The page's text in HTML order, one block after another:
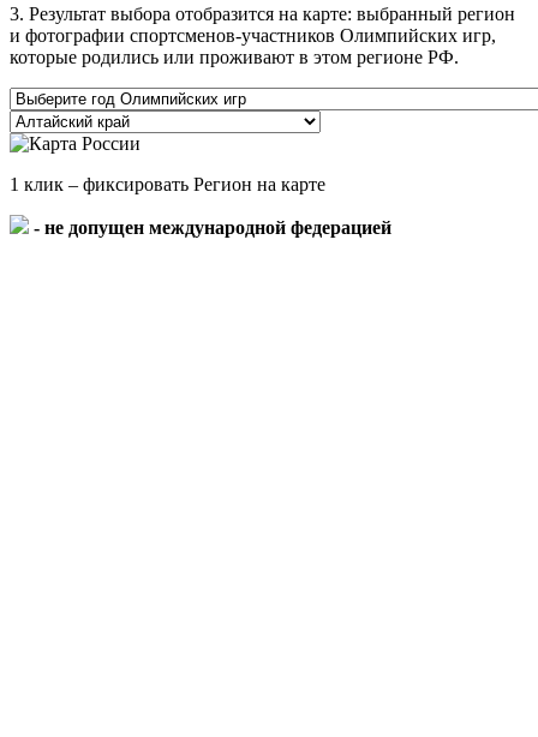
3. Результат выбора отобразится на карте: выбранный регион
и фотографии спортсменов-участников Олимпийских игр,
которые родились или проживают в этом регионе РФ.
1 клик – фиксировать Регион на карте
- не допущен международной федерацией